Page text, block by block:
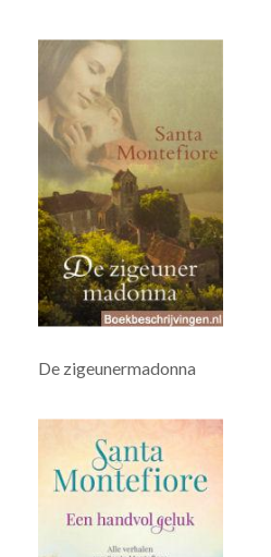
De zigeunermadonna